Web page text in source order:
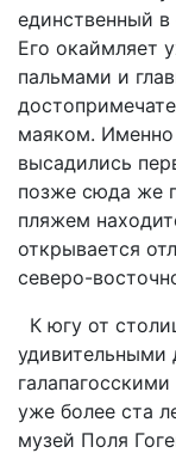
единственный
Его окаймляет
пальмами и
маяком. Именно
высадились
позже сюда же
пляжем
открывается
северо-
К югу от
удивительными
уже более ста
музей Поля